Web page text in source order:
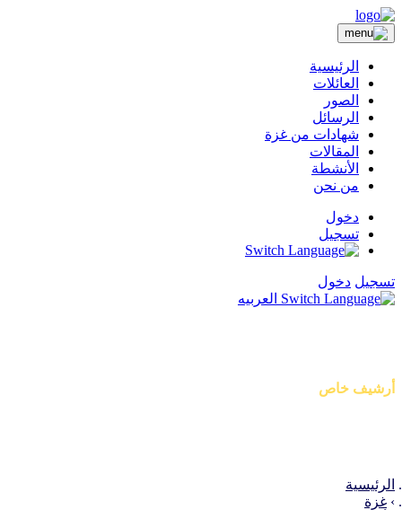
الرئيسية
العائلات
الصور
الرسائل
شهادات من غزة
المقالات
الأنشطة
من نحن
دخول
تسجيل
تسجيل دخول
العربيه
أرشيف خاص
الرئيسية
غزة